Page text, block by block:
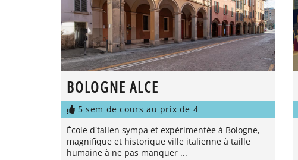
BOLOGNE ALCE
5 sem de cours au prix de 4
École d'talien sympa et expérimentée à Bologne,
magnifique et historique ville italienne à taille
humaine à ne pas manquer ...